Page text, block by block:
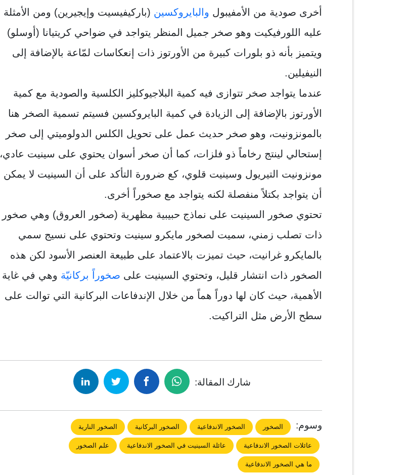
أخرى صودية من الأمفيبول والبايروكسين (باركيفيسيت وإيجيرين) ومن الأمثلة
عليه اللورفيكيت وهو صخر جميل المنظر يتواجد في ضواحي كريتيانا (أوسلو)
ويتميز بأنه ذو بلورات كبيرة من الأورتوز ذات إنعكاسات لمّاعة بالإضافة إلى
النيفيلين.
عندما يتواجد صخر تتوازى فيه كمية البلاجيوكليز الكلسية والصودية مع كمية
الأورتوز بالإضافة إلى الزيادة في كمية البايروكسين فسيتم تسمية الصخر هنا
بالمونزونيت، وهو صخر حديث عمل على تحويل الكلس الدولوميتي إلى صخر
إستحالي لينتج رخاماً ذو فلزات، كما أن صخر أسوان يحتوي على سينيت عادي،
مونزونيت التيريول وسينيت قلوي، كع ضرورة التأكد على أن السينيت لا يمكن
أن يتواجد بكتلاً منفصلة لكنه يتواجد مع صخوراً أخرى.
تحتوي صخور السينيت على نماذج حبيبية مظهرية (صخور العروق) وهي صخور
ذات تصلب زمني، سميت لصخور مايكرو سينيت وتحتوي على نسيج سمي
بالمايكرو غرانيت، حيث تميزت بالاعتماد على طبيعة العنصر الأسود لكن هذه
الصخور ذات انتشار قليل، وتحتوي السينيت على صخوراً بركانيّة وهي في غاية
الأهمية، حيث كان لها دوراً هماً من خلال الإندفاعات البركانية التي توالت على
سطح الأرض مثل التراكيت.
شارك المقالة:
وسوم: الصخور الصخور الاندفاعية الصخور البركانية الصخور النارية
عائلات الصخور الاندفاعية عائلة السينيت في الصخور الاندفاعية علم الصخور
ما هي الصخور الاندفاعية